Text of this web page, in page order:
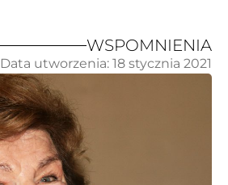
WSPOMNIENIA
Data utworzenia: 18 stycznia 2021